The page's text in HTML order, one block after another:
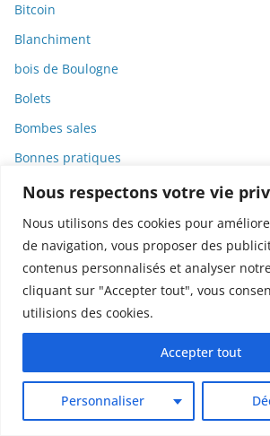
Nous respectons votre vie
Nous utilisons des cookies pour
de navigation, vous proposer des
contenus personnalisés et analyser
cliquant sur "Accepter tout", vous
utilisions des cookies.
Personnaliser
Accepter tout
Bitcoin
Blanchiment
bois de Boulogne
Bolets
Bombes sales
Bonnes pratiques
Bonnes pratiques de publication
bosons
Botanique
Bourdons
Bourges
Bourse
Bronchiolite
Bureaucratie